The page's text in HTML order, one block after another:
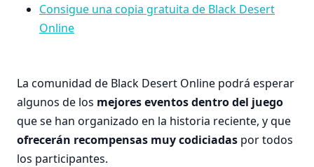
Consigue una copia gratuita de Black Desert
Online
La comunidad de Black Desert Online podrá esperar
algunos de los mejores eventos dentro del juego
que se han organizado en la historia reciente, y que
ofrecerán recompensas muy codiciadas por todos
los participantes.